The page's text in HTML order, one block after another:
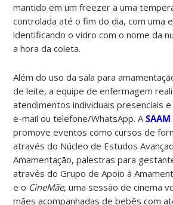
mantido em um freezer a uma
controlada até o fim do dia, com uma
identificando o vidro com o nome da
a hora da coleta.
Além do uso da sala para
de leite, a equipe de enfermagem
atendimentos individuais presenciais
e-mail ou telefone/WhatsApp. ASAAM
promove eventos como cursos de
através do Núcleo de Estudos
Amamentação, palestras para
através do Grupo de Apoio à
e o CineMãe, uma sessão de cinema
mães acompanhadas de bebês com